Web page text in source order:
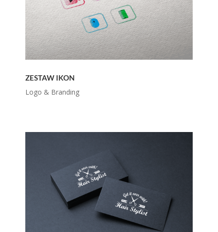
ZESTAW IKON
Logo & Branding